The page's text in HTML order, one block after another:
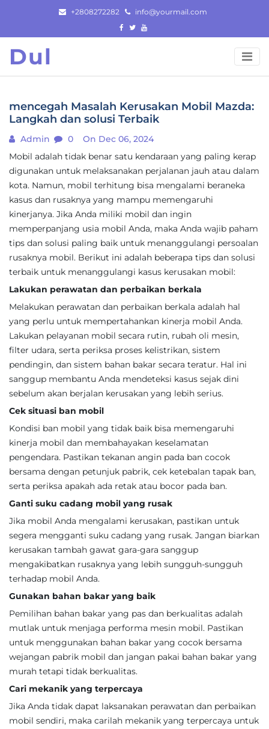
content
+2808272282 info@yourmail.com
Dul
mencegah Masalah Kerusakan Mobil Mazda:
Langkah dan solusi Terbaik
Admin 0
On Dec 06, 2024
Mobil adalah tidak benar satu kendaraan yang paling kerap
digunakan untuk melaksanakan perjalanan jauh atau dalam
kota. Namun, mobil terhitung bisa mengalami beraneka
kasus dan rusaknya yang mampu memengaruhi
kinerjanya. Jika Anda miliki mobil dan ingin
memperpanjang usia mobil Anda, maka Anda wajib paham
tips dan solusi paling baik untuk menanggulangi persoalan
rusaknya mobil. Berikut ini adalah beberapa tips dan solusi
terbaik untuk menanggulangi kasus kerusakan mobil:
Lakukan perawatan dan perbaikan berkala
Melakukan perawatan dan perbaikan berkala adalah hal
yang perlu untuk mempertahankan kinerja mobil Anda.
Lakukan pelayanan mobil secara rutin, rubah oli mesin,
filter udara, serta periksa proses kelistrikan, sistem
pendingin, dan sistem bahan bakar secara teratur. Hal ini
sanggup membantu Anda mendeteksi kasus sejak dini
sebelum akan berjalan kerusakan yang lebih serius.
Cek situasi ban mobil
Kondisi ban mobil yang tidak baik bisa memengaruhi
kinerja mobil dan membahayakan keselamatan
pengendara. Pastikan tekanan angin pada ban cocok
bersama dengan petunjuk pabrik, cek ketebalan tapak ban,
serta periksa apakah ada retak atau bocor pada ban.
Ganti suku cadang mobil yang rusak
Jika mobil Anda mengalami kerusakan, pastikan untuk
segera mengganti suku cadang yang rusak. Jangan biarkan
kerusakan tambah gawat gara-gara sanggup
mengakibatkan rusaknya yang lebih sungguh-sungguh
terhadap mobil Anda.
Gunakan bahan bakar yang baik
Pemilihan bahan bakar yang pas dan berkualitas adalah
mutlak untuk menjaga performa mesin mobil. Pastikan
untuk menggunakan bahan bakar yang cocok bersama
wejangan pabrik mobil dan jangan pakai bahan bakar yang
murah tetapi tidak berkualitas.
Cari mekanik yang terpercaya
Jika Anda tidak dapat laksanakan perawatan dan perbaikan
mobil sendiri, maka carilah mekanik yang terpercaya untuk